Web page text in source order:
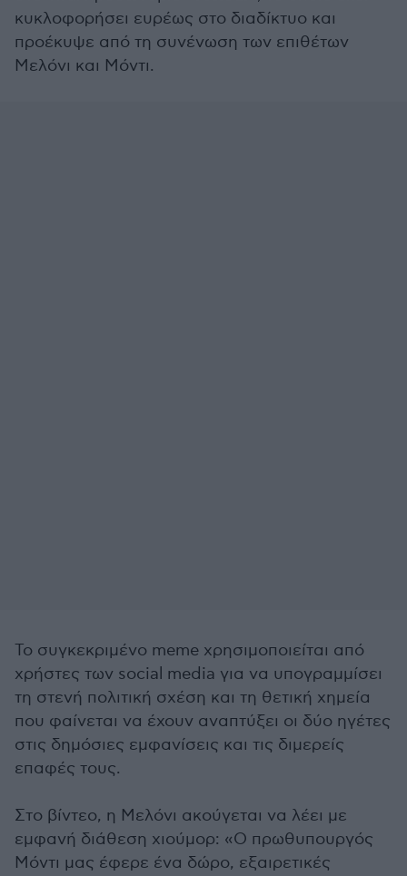
κυκλοφορήσει ευρέως στο διαδίκτυο και
προέκυψε από τη συνένωση των επιθέτων
Μελόνι και Μόντι.
Το συγκεκριμένο meme χρησιμοποιείται από
χρήστες των social media για να υπογραμμίσει
τη στενή πολιτική σχέση και τη θετική χημεία
που φαίνεται να έχουν αναπτύξει οι δύο ηγέτες
στις δημόσιες εμφανίσεις και τις διμερείς
επαφές τους.
Στο βίντεο, η Μελόνι ακούγεται να λέει με
εμφανή διάθεση χιούμορ: «Ο πρωθυπουργός
Μόντι μας έφερε ένα δώρο, εξαιρετικές